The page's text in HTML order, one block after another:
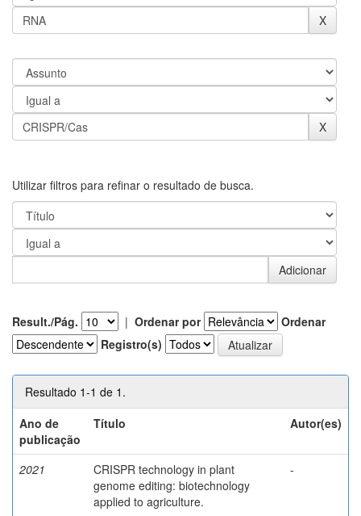
Utilizar filtros para refinar o resultado de busca.
Result./Pág. | Ordenar por
Ordenar
Registro(s)
Resultado 1-1 de 1.
Ano de
publicação
Título Autor(es)
2021
CRISPR technology in plant
genome editing: biotechnology
applied to agriculture.
-